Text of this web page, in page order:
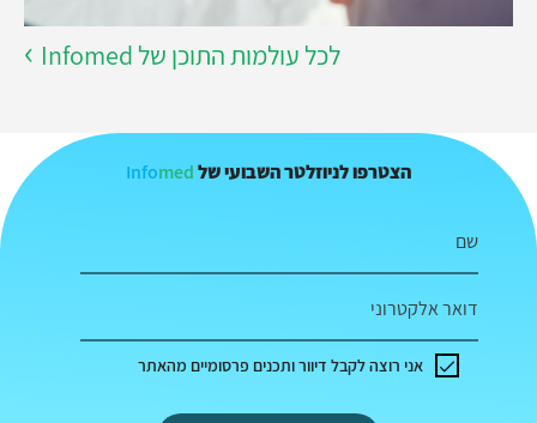
לכל עולמות התוכן של Infomed
הצטרפו לניוזלטר השבועי של Infomed
שם
דואר אלקטרוני
אני רוצה לקבל דיוור ותכנים פרסומיים מהאתר